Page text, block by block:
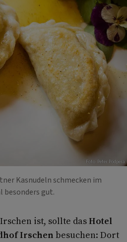
Foto: Peter Podpera
Kasnudeln schmecken im
besonders gut.
ist, sollte dasHotel
Irschen besuchen: Dort